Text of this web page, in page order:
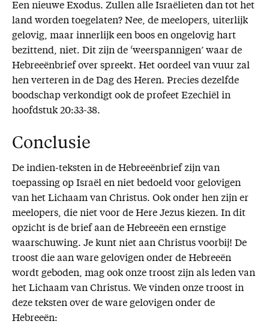
Een nieuwe Exodus. Zullen alle Israëlieten dan tot het
land worden toegelaten? Nee, de meelopers, uiterlijk
gelovig, maar innerlijk een boos en ongelovig hart
bezittend, niet. Dit zijn de ‘weerspannigen’ waar de
Hebreeënbrief over spreekt. Het oordeel van vuur zal
hen verteren in de Dag des Heren. Precies dezelfde
boodschap verkondigt ook de profeet Ezechiël in
hoofdstuk 20:33-38.
Conclusie
De indien-teksten in de Hebreeënbrief zijn van
toepassing op Israël en niet bedoeld voor gelovigen
van het Lichaam van Christus. Ook onder hen zijn er
meelopers, die niet voor de Here Jezus kiezen. In dit
opzicht is de brief aan de Hebreeën een ernstige
waarschuwing. Je kunt niet aan Christus voorbij! De
troost die aan ware gelovigen onder de Hebreeën
wordt geboden, mag ook onze troost zijn als leden van
het Lichaam van Christus. We vinden onze troost in
deze teksten over de ware gelovigen onder de
Hebreeën: